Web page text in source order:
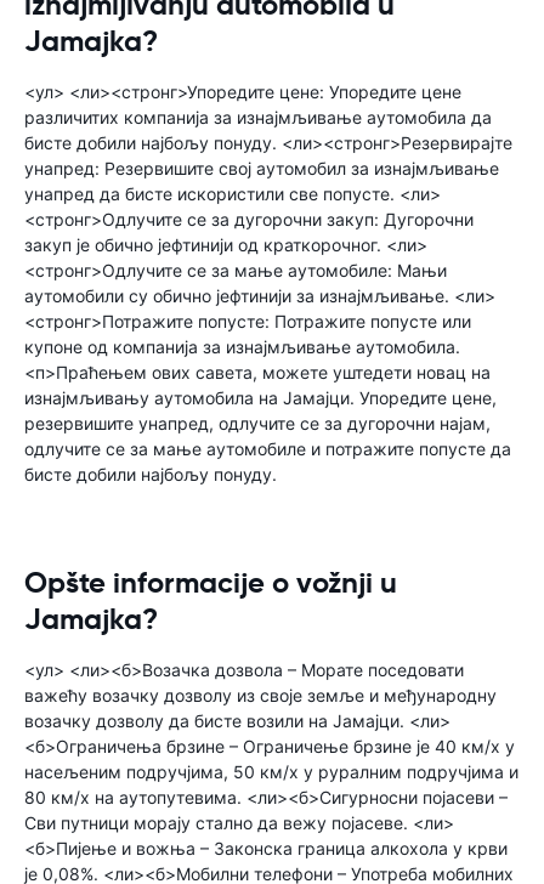
Jamajka?
<ул> <ли><стронг>Упоредите цене: Упоредите цене
различитих компанија за изнајмљивање аутомобила да
бисте добили најбољу понуду. <ли><стронг>Резервирајте
унапред: Резервишите свој аутомобил за изнајмљивање
унапред да бисте искористили све попусте. <ли>
<стронг>Одлучите се за дугорочни закуп: Дугорочни
закуп је обично јефтинији од краткорочног. <ли>
<стронг>Одлучите се за мање аутомобиле: Мањи
аутомобили су обично јефтинији за изнајмљивање. <ли>
<стронг>Потражите попусте: Потражите попусте или
купоне од компанија за изнајмљивање аутомобила.
<п>Праћењем ових савета, можете уштедети новац на
изнајмљивању аутомобила на Јамајци. Упоредите цене,
резервишите унапред, одлучите се за дугорочни најам,
одлучите се за мање аутомобиле и потражите попусте да
бисте добили најбољу понуду.
Opšte informacije o vožnji u
Jamajka?
<ул> <ли><б>Возачка дозвола – Морате поседовати
важећу возачку дозволу из своје земље и међународну
возачку дозволу да бисте возили на Јамајци. <ли>
<б>Ограничења брзине – Ограничење брзине је 40 км/х у
насељеним подручјима, 50 км/х у руралним подручјима и
80 км/х на аутопутевима. <ли><б>Сигурносни појасеви –
Сви путници морају стално да вежу појасеве. <ли>
<б>Пијење и вожња – Законска граница алкохола у крви
је 0,08%. <ли><б>Мобилни телефони – Употреба мобилних